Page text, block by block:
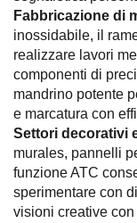
Fabbricazione di
inossidabile, il
realizzare lavori
componenti di
mandrino potente
e marcatura con
Settori decorativi
murales, pannelli
funzione ATC
sperimentare con
visioni creative